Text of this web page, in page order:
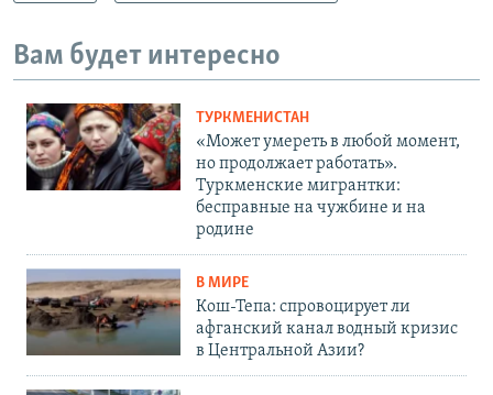
Вам будет интересно
ТУРКМЕНИСТАН
«Может умереть в любой момент,
но продолжает работать».
Туркменские мигрантки:
бесправные на чужбине и на
родине
В МИРЕ
Кош-Тепа: спровоцирует ли
афганский канал водный кризис
в Центральной Азии?